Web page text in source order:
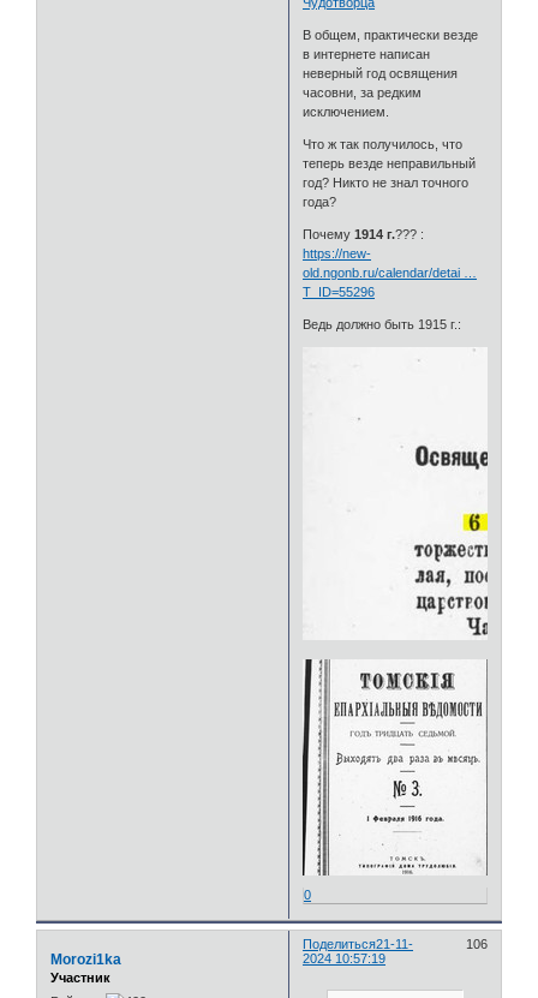
В общем, практически везде
в интернете написан
неверный год освящения
часовни, за редким
исключением.
Что ж так получилось, что
теперь везде неправильный
год? Никто не знал точного
года?
Почему1914 г.??? :
https://new-
old.ngonb.ru/calendar/detai …
T_ID=55296
Ведь должно быть 1915 г.:
0
Поделиться 106
21-11-
2024 10:57:19
Morozi1ka
Участник